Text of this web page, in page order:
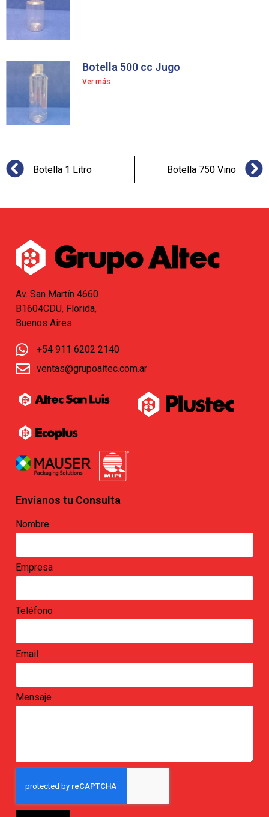
Botella 500 cc Jugo
Ver más
Botella 1 Litro Botella 750 Vino
Av. San Martín 4660
B1604CDU, Florida,
Buenos Aires.
+54 911 6202 2140
ventas@grupoaltec.com.ar
Envíanos tu Consulta
Nombre
Empresa
Teléfono
Email
Mensaje